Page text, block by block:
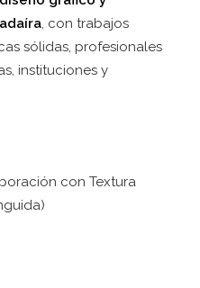
, con trabajos
sólidas, profesionales
instituciones y
con Textura